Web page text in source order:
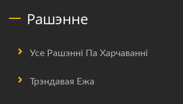
Рашэнне
Усе Рашэнні Па Харчаванні
Трэндавая Ежа